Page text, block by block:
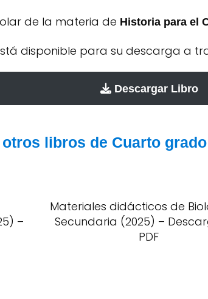
de la materia de Historia para el
disponible para su descarga a
Descargar Libro
libros de Cuarto
–
Materiales didácticos de
Secundaria (2025) –
PDF